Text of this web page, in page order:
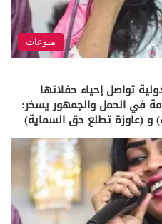
منوعات
تواصل إحياء حفلاتها
في الحمل والجمهور يسخر:
و (عاوزة تطلع حق السماية)